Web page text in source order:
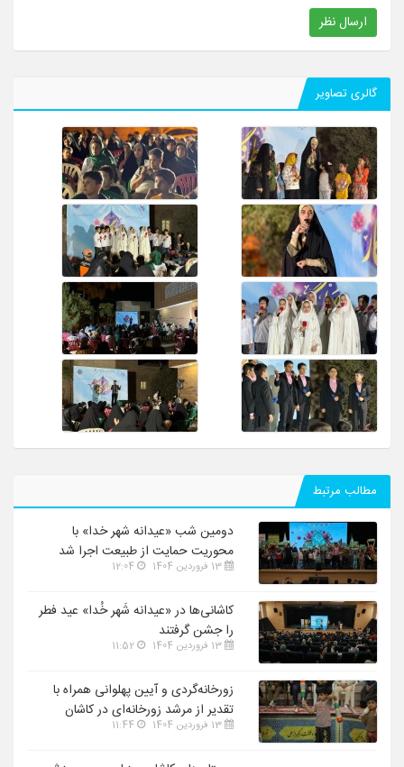
ارسال نظر
گالری تصاویر
مطالب مرتبط
دومین شب «عیدانه شهر خدا» با
محوریت حمایت از طبیعت اجرا شد
13 فروردین 1404
کاشانی‌ها در «عیدانه شَهر خُدا» عید فطر
را جشن گرفتند
13 فروردین 1404 11:52
زورخانه‌گردی و آیین پهلوانی همراه با
تقدیر از مرشد زورخانه‌ای در کاشان
13 فروردین 1404